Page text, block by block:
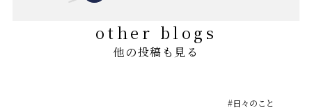
other blogs
他の投稿も見る
#日々のこと